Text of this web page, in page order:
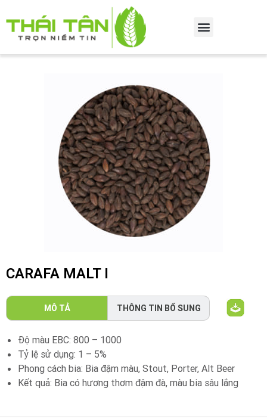
CARAFA MALT I
MÔ TẢ THÔNG TIN BỔ SUNG
Độ màu EBC: 800 – 1000
Tỷ lệ sử dụng: 1 – 5%
Phong cách bia: Bia đậm màu, Stout, Porter, Alt Beer
Kết quả: Bia có hương thơm đậm đà, màu bia sâu lắng